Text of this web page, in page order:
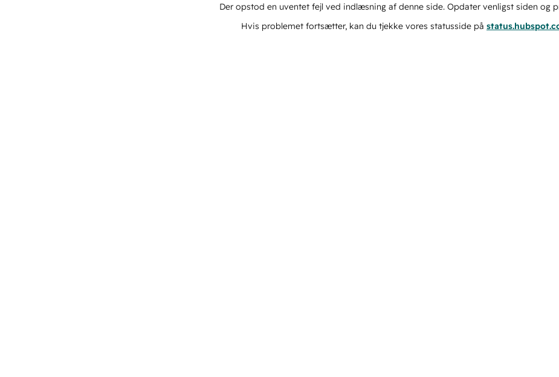
Der opstod en uventet fejl ved indlæsning af denne side. Opdater venligst siden og
Hvis problemet fortsætter, kan du tjekke vores statusside på